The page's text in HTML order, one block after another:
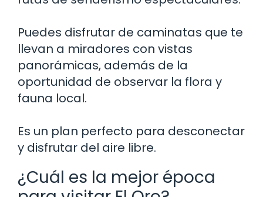
Puedes disfrutar de caminatas que te
llevan a miradores con vistas
panorámicas, además de la
oportunidad de observar la flora y
fauna local.
Es un plan perfecto para desconectar
y disfrutar del aire libre.
¿Cuál es la mejor época